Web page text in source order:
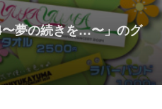
夢の続きを…〜」のグ